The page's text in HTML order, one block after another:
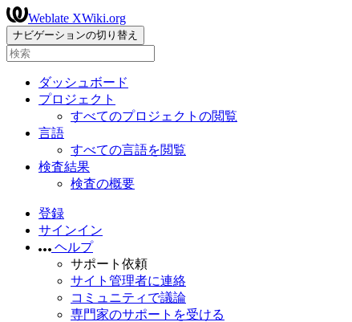
Weblate XWiki.org
ナビゲーションの切り替え
ダッシュボード
プロジェクト
すべてのプロジェクトの閲覧
言語
すべての言語を閲覧
検査結果
検査の概要
登録
サインイン
ヘルプ
サポート依頼
サイト管理者に連絡
コミュニティで議論
専門家のサポートを受ける